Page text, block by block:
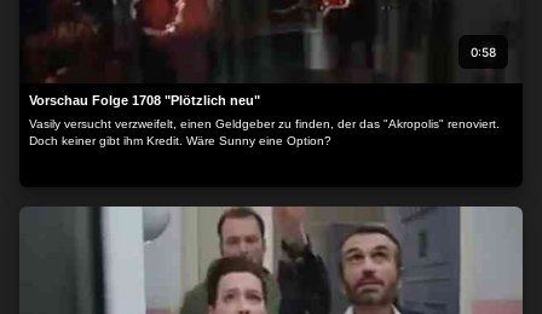
0:58
Vorschau Folge 1708 "Plötzlich neu"
Vasily versucht verzweifelt, einen Geldgeber zu finden, der das "Akropolis" renoviert.
Doch keiner gibt ihm Kredit. Wäre Sunny eine Option?